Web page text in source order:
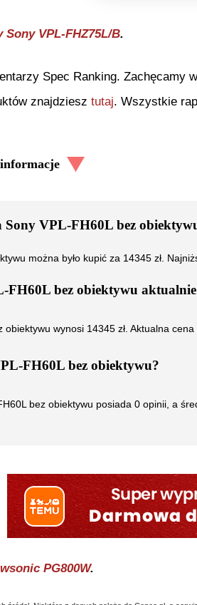
Sony VPL-FHZ75L/B.
Spec Ranking.
znajdziesz tutaj. Wszystkie
Sony VPL-FH60L bez
można było kupić za 14345 zł.
FH60L bez obiektywu
obiektywu wynosi 14345 zł. Aktualna
FH60L bez obiektywu?
bez obiektywu posiada 0 opinii, a
PG800W.